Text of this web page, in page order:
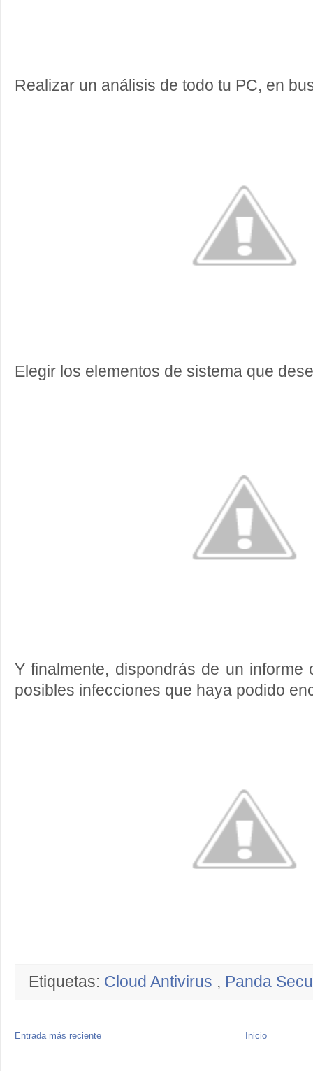
Realizar un análisis de todo tu PC, en
Elegir los elementos de sistema que
Y finalmente, dispondrás de un informe
posibles infecciones que haya podido
Etiquetas: Cloud Antivirus , Panda
Entrada más reciente Inicio